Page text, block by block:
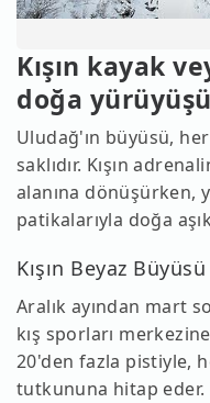
Kışın kayak
doğa
Uludağ'ın büyüsü,
saklıdır. Kışın
alanına dönüşürken,
patikalarıyla doğa
Kışın Beyaz Büyüsü
Aralık ayından mart
kış sporları
20'den fazla pistiyle,
tutkununa hitap